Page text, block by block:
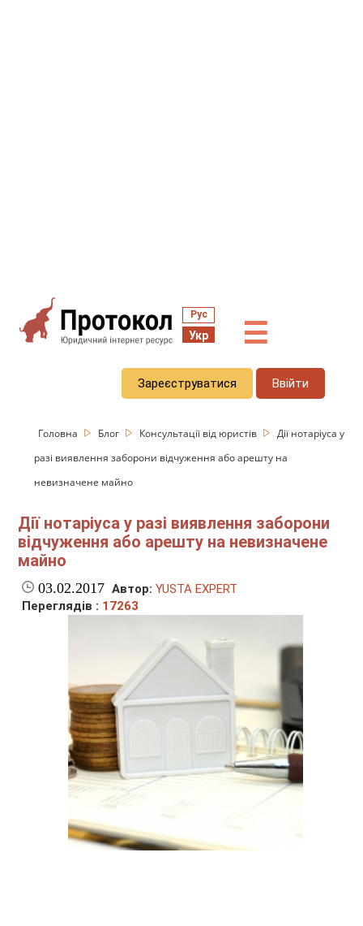
Рус
Укр ☰
Зареєструватися Ввійти
Головна Блог Консультації від юристів
Дії нотаріуса у
разі виявлення заборони відчуження або арешту на
невизначене майно
Дії нотаріуса у разі виявлення заборони
відчуження або арешту на невизначене
майно
03.02.2017 Автор: YUSTA EXPERT
Переглядів : 17263